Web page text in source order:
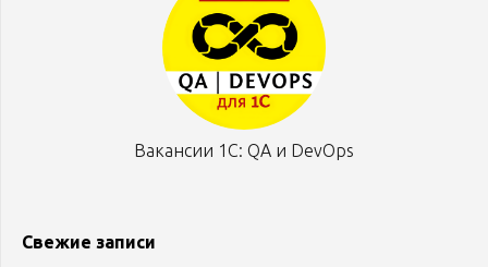
Вакансии 1С: QA и DevOps
Свежие записи